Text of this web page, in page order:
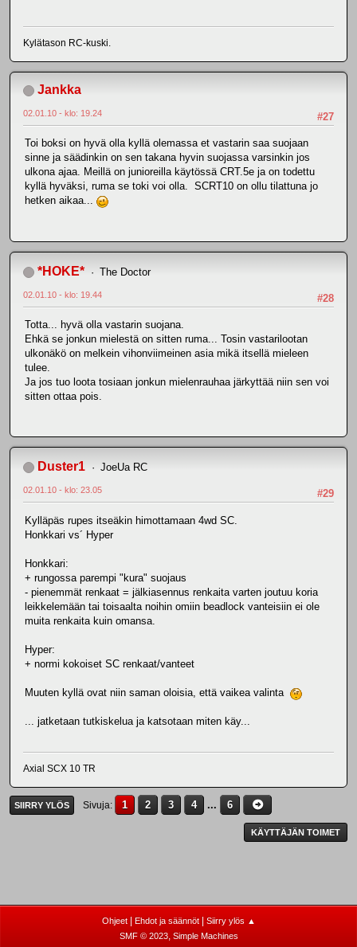
Kylätason RC-kuski.
Jankka
#27
02.01.10 - klo: 19.24
Toi boksi on hyvä olla kyllä olemassa et vastarin saa suojaan
sinne ja säädinkin on sen takana hyvin suojassa varsinkin jos
ulkona ajaa. Meillä on junioreilla käytössä CRT.5e ja on todettu
kyllä hyväksi, ruma se toki voi olla. SCRT10 on ollu tilattuna jo
hetken aikaa...
*HOKE* The Doctor
#28
02.01.10 - klo: 19.44
Totta... hyvä olla vastarin suojana.
Ehkä se jonkun mielestä on sitten ruma... Tosin vastarilootan
ulkonäkö on melkein vihonviimeinen asia mikä itsellä mieleen
tulee.
Ja jos tuo loota tosiaan jonkun mielenrauhaa järkyttää niin sen voi
sitten ottaa pois.
Duster1 JoeUa RC
#29
02.01.10 - klo: 23.05
Kylläpäs rupes itseäkin himottamaan 4wd SC.
Honkkari vs´ Hyper
Honkkari:
+ rungossa parempi "kura" suojaus
- pienemmät renkaat = jälkiasennus renkaita varten joutuu koria
leikkelemään tai toisaalta noihin omiin beadlock vanteisiin ei ole
muita renkaita kuin omansa.
Hyper:
+ normi kokoiset SC renkaat/vanteet
Muuten kyllä ovat niin saman oloisia, että vaikea valinta
... jatketaan tutkiskelua ja katsotaan miten käy...
Axial SCX 10 TR
SIIRRY YLÖS Sivuja 1 2 3 4 ... 6
KÄYTTÄJÄN TOIMET
Ohjeet| Ehdot ja säännöt|
Siirry ylös ▲
SMF © 2023, Simple Machines